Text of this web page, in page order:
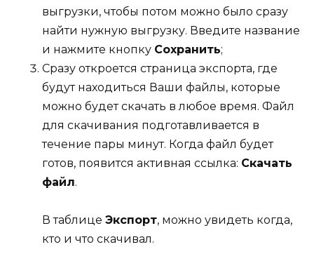
выгрузки, чтобы потом можно было сразу
найти нужную выгрузку. Введите название
и нажмите кнопку Сохранить;
Сразу откроется страница экспорта, где
будут находиться Ваши файлы, которые
можно будет скачать в любое время. Файл
для скачивания подготавливается в
течение пары минут. Когда файл будет
готов, появится активная ссылка: Скачать
файл.
В таблице Экспорт, можно увидеть когда,
кто и что скачивал.